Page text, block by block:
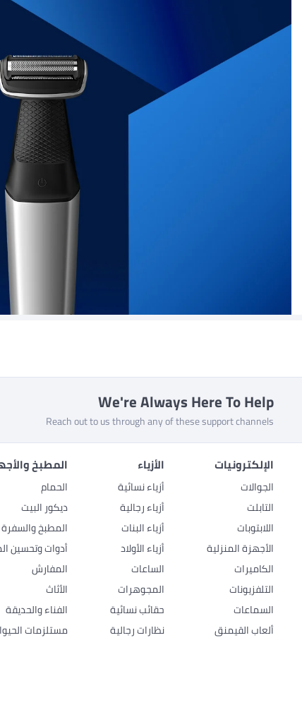
We're Always Here To Help
Reach out to us through any of these support channels
الإلكترونيات
الجوالات
التابلت
اللابتوبات
الأجهزة المنزلية
الكاميرات
التلفزيونات
السماعات
ألعاب القيمنق
الأزياء
أزياء نسائية
أزياء رجالية
أزياء البنات
أزياء الأولاد
الساعات
المجوهرات
حقائب نسائية
نظارات رجالية
المطبخ
الحمام
ديكور البيت
المطبخ والسفرة
أدوات وتحسين
المفارش
الأثاث
الفناء والحديقة
مستلزمات